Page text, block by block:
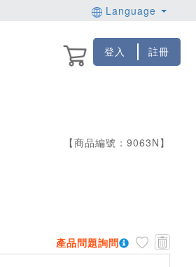
Language
登入 註冊
【商品編號： 9063N 】
產品問題詢問